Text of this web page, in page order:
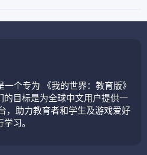
个专为 《我的世界：教育版》
目标是为全球中文用户提供一
，助力教育者和学生及游戏爱好
习。